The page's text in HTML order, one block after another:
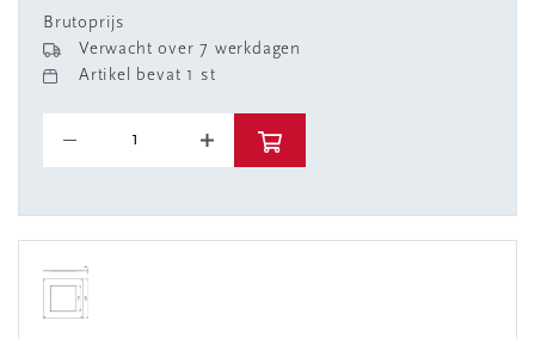
Brutoprijs
Verwacht over 7 werkdagen
Artikel bevat 1 st